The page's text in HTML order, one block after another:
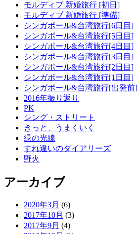
モルディブ 新婚旅行 [初日]
モルディブ 新婚旅行 [準備]
シンガポール&台湾旅行[6日目]
シンガポール&台湾旅行[5日目]
シンガポール&台湾旅行[4日目]
シンガポール&台湾旅行[3日目]
シンガポール&台湾旅行[2日目]
シンガポール&台湾旅行[1日目]
シンガポール&台湾旅行[出発前]
2016年振り返り
PK
シング・ストリート
きっと、うまくいく
緑の光線
すれ違いのダイアリーズ
野火
アーカイブ
2020年3月 (6)
2017年10月 (3)
2017年9月 (4)